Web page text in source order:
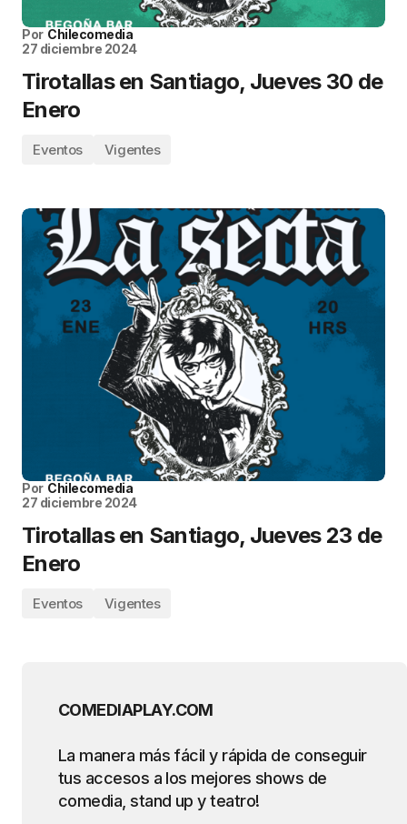
Por Chilecomedia
27 diciembre 2024
Tirotallas en Santiago, Jueves 30 de
Enero
Eventos Vigentes
Por Chilecomedia
27 diciembre 2024
Tirotallas en Santiago, Jueves 23 de
Enero
Eventos Vigentes
COMEDIAPLAY.COM
La manera más fácil y rápida de conseguir
tus accesos a los mejores shows de
comedia, stand up y teatro!